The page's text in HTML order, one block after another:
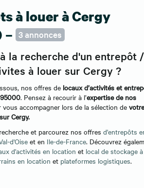
à louer à Cergy
– 3 annonces
la recherche d'un entrepôt /
à louer sur Cergy ?
nos offres de locaux d’activités et
. Pensez à recourir à l’expertise de nos
vous accompagner lors de la sélection de
sur Cergy.
et parcourez nos offres d'entrepôts
d'Oise et en Ile-de-France. Découvrez
d'activités en location et local de stockage
en location et plateformes logistiques.